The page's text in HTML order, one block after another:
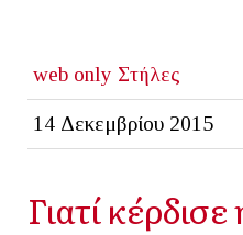
web only Στήλες
14 Δεκεμβρίου 2015
Γιατί